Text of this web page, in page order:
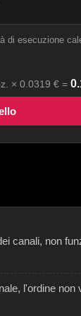
di esecuzione
× 0.0319 € =
canali, non
l'ordine non